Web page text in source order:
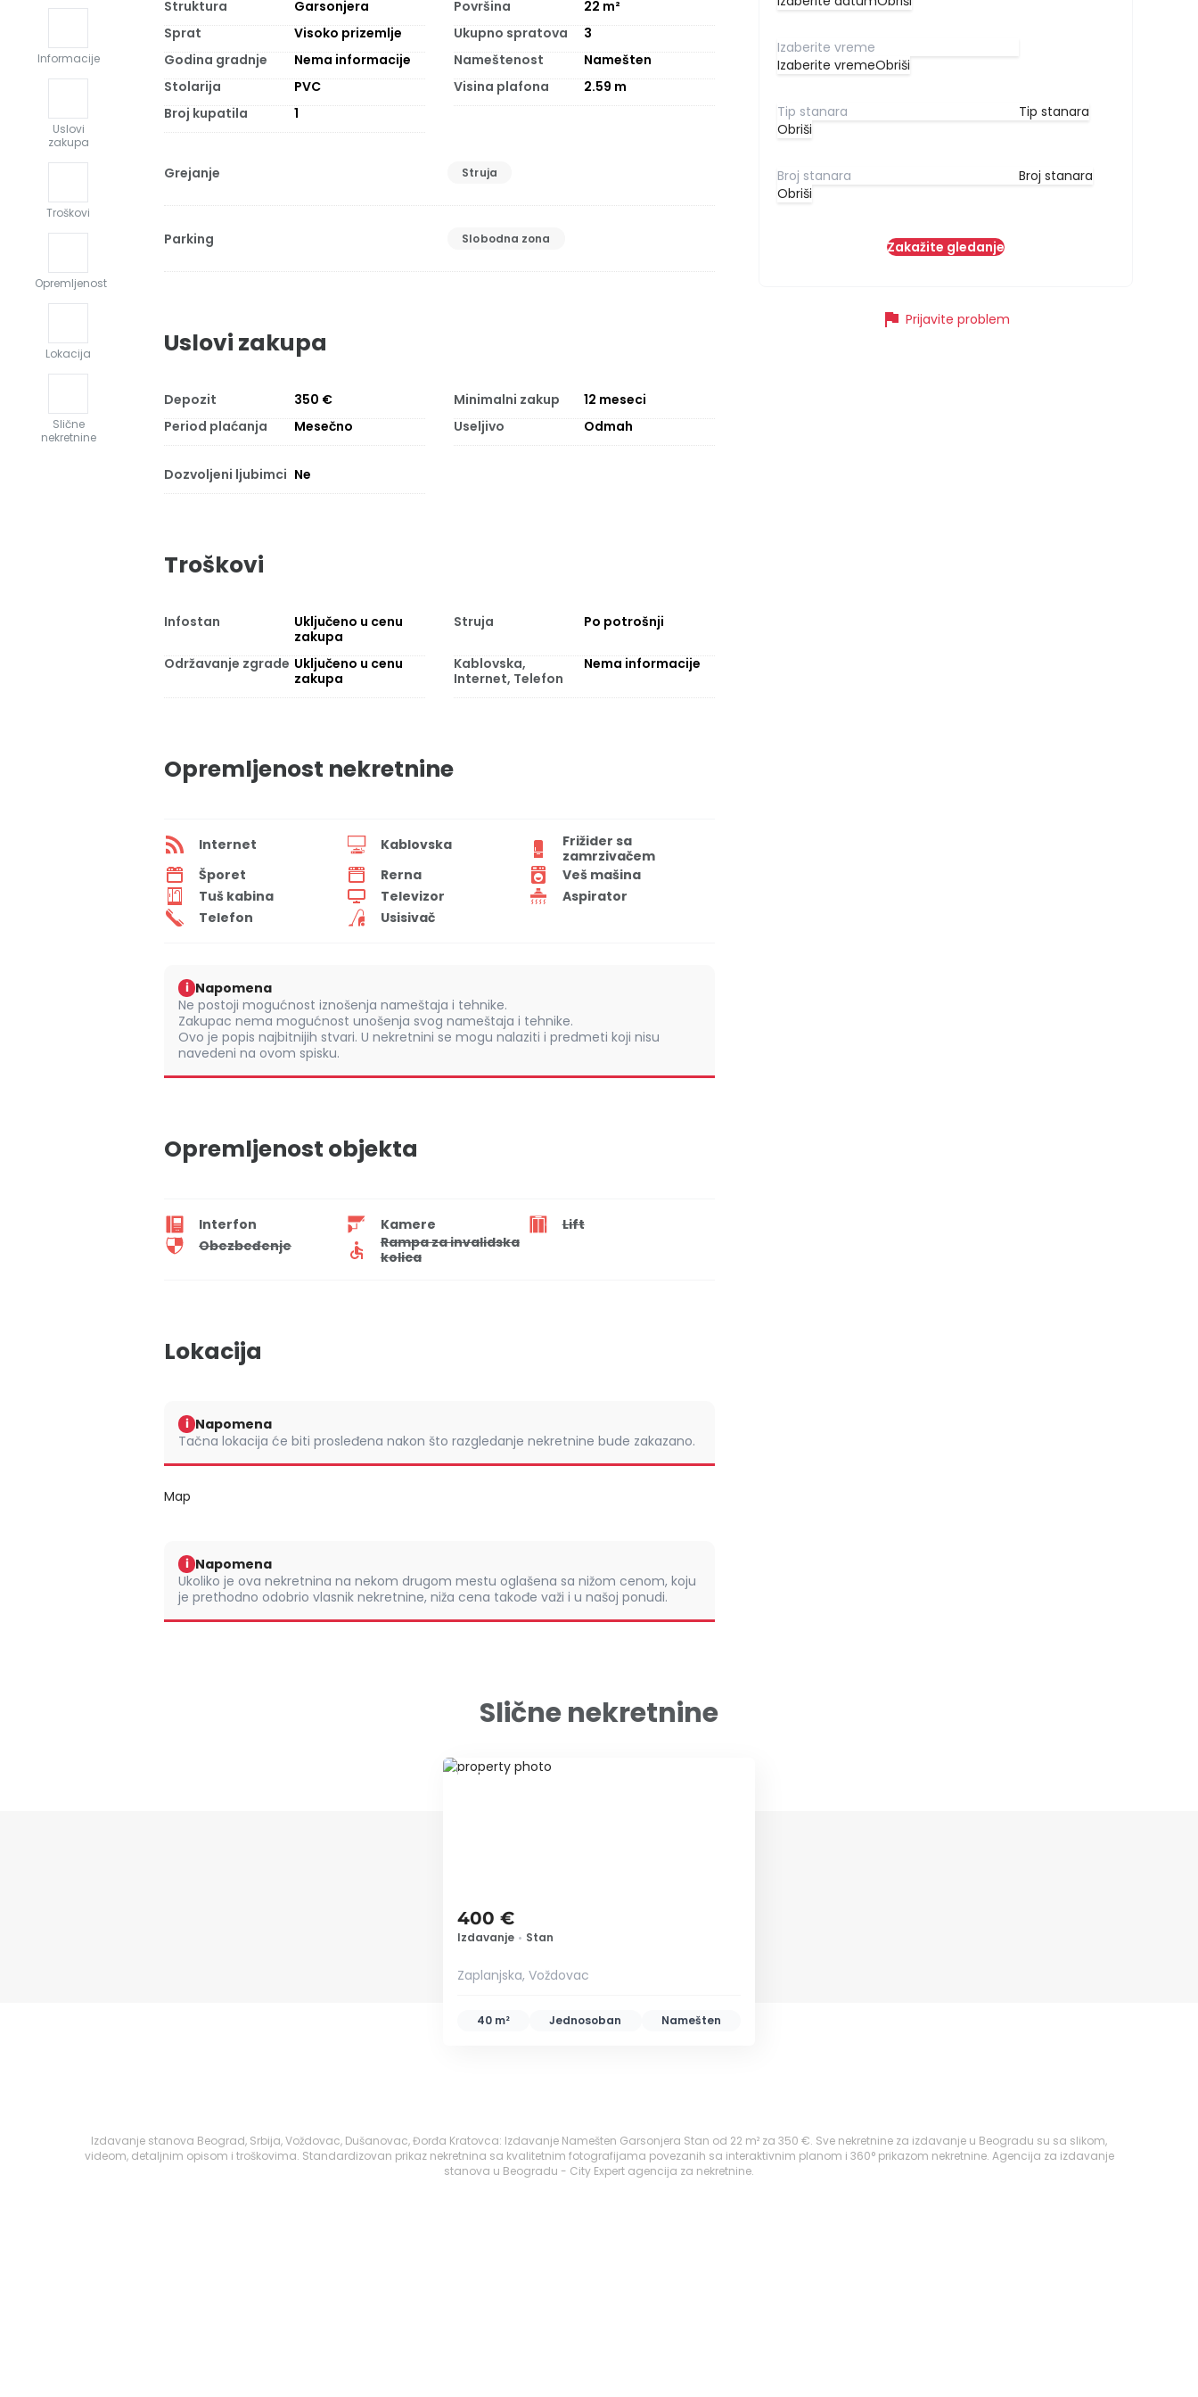
Informacije
Uslovi
zakupa
Troškovi
Opremljenost
Lokacija
Slične
nekretnine
Struktura Garsonjera Površina 22 m²
Sprat
Visoko prizemlje Ukupno spratova
3
Godina gradnje
Nema informacije Nameštenost
Namešten
Stolarija
PVC Visina plafona 2.59 m
Broj kupatila
1
Grejanje Struja
Parking Slobodna zona
Uslovi zakupa
Depozit 350 € Minimalni zakup 12 meseci
Period plaćanja
Mesečno Useljivo Odmah
Dozvoljeni ljubimci Ne
Troškovi
Infostan
Uključeno u cenu
zakupa
Struja Po potrošnji
Održavanje zgrade Uključeno u cenu
zakupa
Kablovska,
Internet, Telefon
Nema informacije
Opremljenost nekretnine
Internet Kablovska
Frižider sa
zamrzivačem
Šporet
Rerna
Veš mašina
Tuš kabina
Televizor
Aspirator
Telefon
Usisivač
i Napomena
Ne postoji mogućnost iznošenja nameštaja i tehnike.
Zakupac nema mogućnost unošenja svog nameštaja i tehnike.
Ovo je popis najbitnijih stvari. U nekretnini se mogu nalaziti i predmeti koji nisu
navedeni na ovom spisku.
Opremljenost objekta
Interfon Kamere
Lift
Obezbeđenje
Rampa za invalidska
kolica
Lokacija
i Napomena
Tačna lokacija će biti prosleđena nakon što razgledanje nekretnine bude zakazano.
Map
i Napomena
Ukoliko je ova nekretnina na nekom drugom mestu oglašena sa nižom cenom, koju
je prethodno odobrio vlasnik nekretnine, niža cena takođe važi i u našoj ponudi.
Izaberite vremeObriši
Tip stanara
Obriši
Broj stanara
Obriši
Zakažite gledanje
flag Prijavite problem
Slične nekretnine
ID 79642
400 €
Izdavanje • Stan
Zaplanjska, Voždovac
40 m² Jednosoban Namešten
Izdavanje stanova Beograd, Srbija, Voždovac, Dušanovac, Đorđa Kratovca: Izdavanje Namešten Garsonjera Stan od 22 m² za 350 €. Sve nekretnine za izdavanje u Beogradu su sa slikom,
videom, detaljnim opisom i troškovima. Standardizovan prikaz nekretnina sa kvalitetnim fotografijama povezanih sa interaktivnim planom i 360° prikazom nekretnine. Agencija za izdavanje
stanova u Beogradu - City Expert agencija za nekretnine.